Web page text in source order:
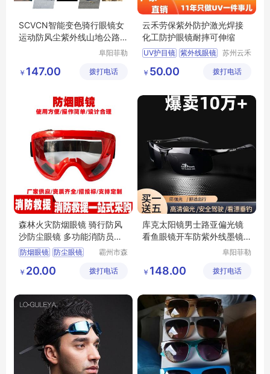
SCVCN智能变色骑行眼镜女
运动防风尘紫外线山地公路
阜阳菲勒
公司
￥ 147.00 拨打电话
云禾劳保紫外防护激光焊接
化工防护眼镜耐摔可伸缩
UV护目镜 紫外线眼镜
防护眼镜 劳保眼镜
苏州云禾
有限公司
￥ 50.00 拨打电话
森林火灾防烟眼镜 骑行防风
沙防尘眼镜 多功能消防员防
护眼镜
防烟眼镜 防尘眼镜
火灾防烟眼镜
霸州市森
护用品厂
￥ 20.00 拨打电话
库克太阳镜男士路亚偏光镜
看鱼眼镜开车防紫外线墨镜
阜阳菲勒
公司
￥ 148.00 拨打电话